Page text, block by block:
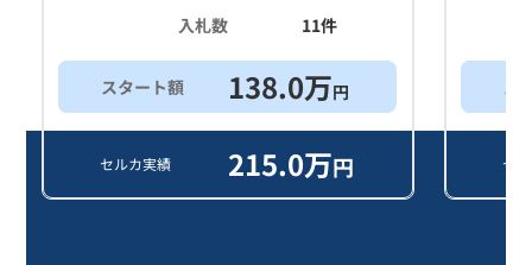
入札数
11件
スタート額 138.0万円
セルカ実績 215.0万円 セ